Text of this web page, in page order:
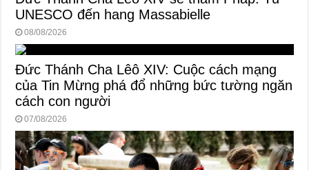
UNESCO đến hang Massabielle
08/08/2026
Đức Thánh Cha Lêô XIV: Cuộc cách mạng
của Tin Mừng phá đổ những bức tường ngăn
cách con người
07/08/2026